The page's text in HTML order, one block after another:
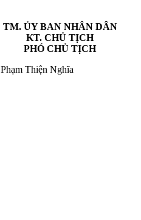
TM. ỦY BAN NHÂN DÂN
KT. CHỦ TỊCH
PHÓ CHỦ TỊCH
Phạm Thiện Nghĩa